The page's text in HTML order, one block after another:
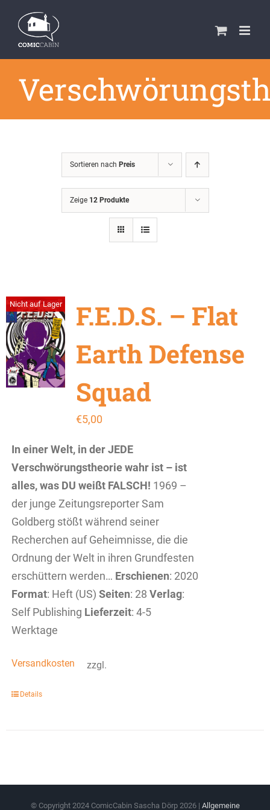
Inhalt
springen
Sortieren nach Preis
Zeige 12 Produkte
Nicht auf Lager
F.E.D.S. – Flat
Earth Defense
Squad
€5,00
In einer Welt, in der JEDE
Verschwörungstheorie wahr ist – ist
alles, was DU weißt FALSCH! 1969 –
der junge Zeitungsreporter Sam
Goldberg stößt während seiner
Recherchen auf Geheimnisse, die die
Ordnung der Welt in ihren Grundfesten
erschüttern werden… Erschienen: 2020
Format: Heft (US) Seiten: 28 Verlag:
Self Publishing Lieferzeit: 4-5
Werktage
zzgl.
Versandkosten
Details
© Copyright 2024 ComicCabin Sascha Dörp 2026 | Allgemeine